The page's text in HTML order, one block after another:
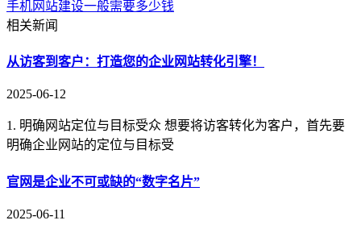
手机网站建设一般需要多少钱
相关新闻
从访客到客户：打造您的企业网站转化引擎！
2025-06-12
1. 明确网站定位与目标受众 想要将访客转化为客户，首先要
明确企业网站的定位与目标受
官网是企业不可或缺的“数字名片”
2025-06-11